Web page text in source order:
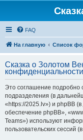
FAQ
На главную Список
Сказка о Золотом
конфиденциальности
Это соглашение подробно
подразделения (в
«https://2025.lv») и phpBB
обеспечение phpBB»,
Teams») используют
пользовательских